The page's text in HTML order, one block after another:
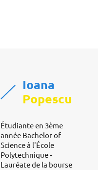
Ioana
Popescu
Étudiante en 3ème
année Bachelor of
Science à l'École
Polytechnique -
Lauréate de la bourse